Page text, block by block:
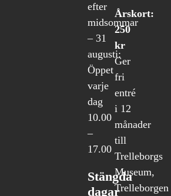
efter
midsommar
– 31
augusti:
Öppet
varje
dag
10.00
–
17.00
Stängda
dagar
Årskort:
250
kr
Ger
fri
entré
i 12
månader
till
Trelleborgs
Museum,
Trelleborgen